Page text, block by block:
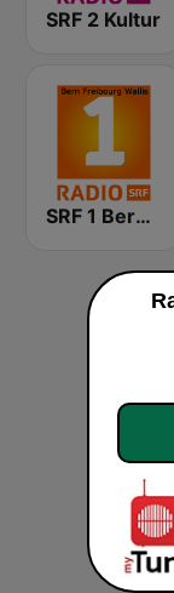
SRF 2 Kultur
SRF 1 Bern Freibourg Wallis